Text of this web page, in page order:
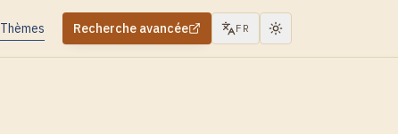
Thèmes Recherche avancée FR